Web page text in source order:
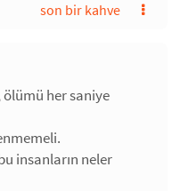
son bir kahve
her saniye
insanların neler